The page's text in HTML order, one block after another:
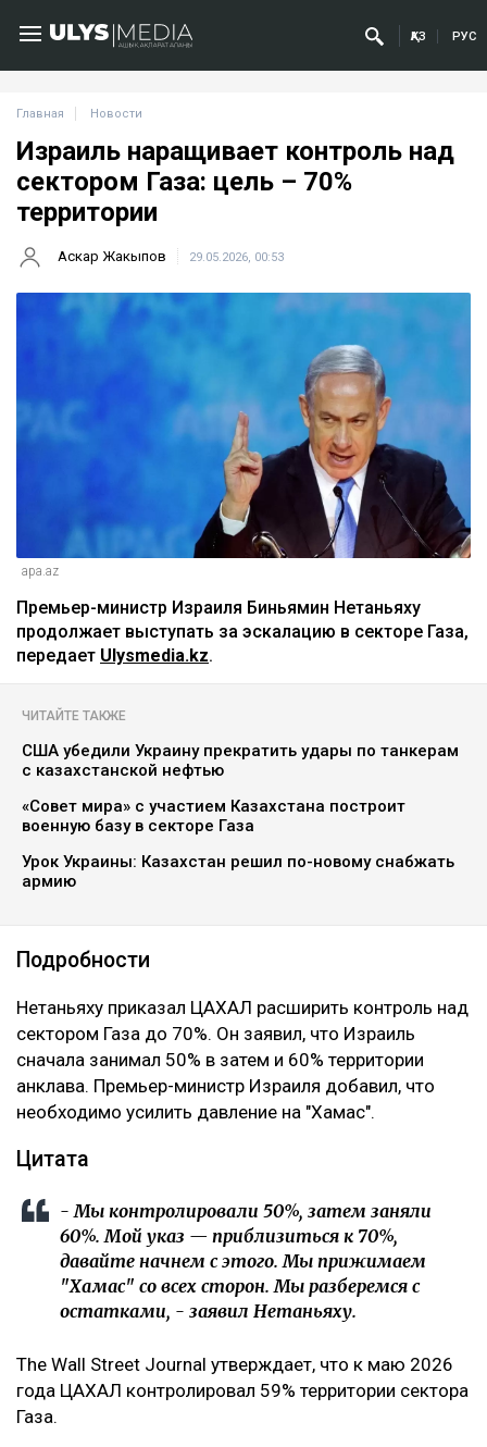
ҚАЗ РУС
Главная Новости
Израиль наращивает контроль над
сектором Газа: цель – 70%
территории
Аскар Жакыпов 29.05.2026, 00:53
apa.az
Премьер-министр Израиля Биньямин Нетаньяху
продолжает выступать за эскалацию в секторе Газа,
передает Ulysmedia.kz.
ЧИТАЙТЕ ТАКЖЕ
США убедили Украину прекратить удары по танкерам
с казахстанской нефтью
«Совет мира» с участием Казахстана построит
военную базу в секторе Газа
Урок Украины: Казахстан решил по-новому снабжать
армию
Подробности
Нетаньяху приказал ЦАХАЛ расширить контроль над
сектором Газа до 70%. Он заявил, что Израиль
сначала занимал 50% в затем и 60% территории
анклава. Премьер-министр Израиля добавил, что
необходимо усилить давление на "Хамас".
Цитата
- Мы контролировали 50%, затем заняли
60%. Мой указ — приблизиться к 70%,
давайте начнем с этого. Мы прижимаем
"Хамас" со всех сторон. Мы разберемся с
остатками, - заявил Нетаньяху.
The Wall Street Journal утверждает, что к маю 2026
года ЦАХАЛ контролировал 59% территории сектора
Газа.